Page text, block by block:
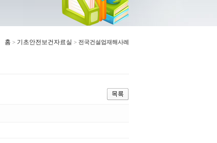
홈 > 기초안전보건자료실 > 전국건설업재해사례